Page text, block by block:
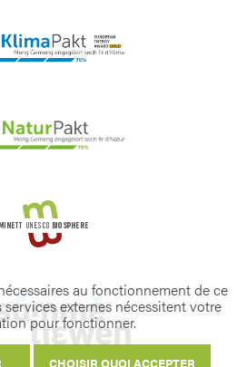
au fonctionnement de ce
externes nécessitent votre
pour fonctionner.
CHOISIR QUOI ACCEPTER